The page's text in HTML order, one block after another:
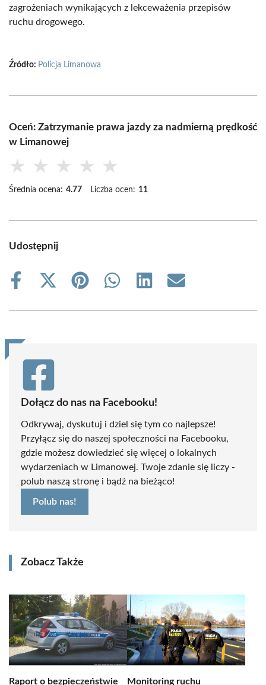
zagrożeniach wynikających z lekceważenia przepisów
ruchu drogowego.
Źródło: Policja Limanowa
Oceń: Zatrzymanie prawa jazdy za nadmierną prędkość
w Limanowej
★ ★ ★ ★ ★
Średnia ocena: 4.77 Liczba ocen: 11
Udostępnij
Share
Share
(Twitter)
Share
Share
Share
Share
Dołącz do nas na Facebooku!
Odkrywaj, dyskutuj i dziel się tym co najlepsze!
Przyłącz się do naszej społeczności na Facebooku,
gdzie możesz dowiedzieć się więcej o lokalnych
wydarzeniach w Limanowej. Twoje zdanie się liczy -
polub naszą stronę i bądź na bieżąco!
Polub nas!
Zobacz Także
Raport o bezpieczeństwie Monitoring ruchu